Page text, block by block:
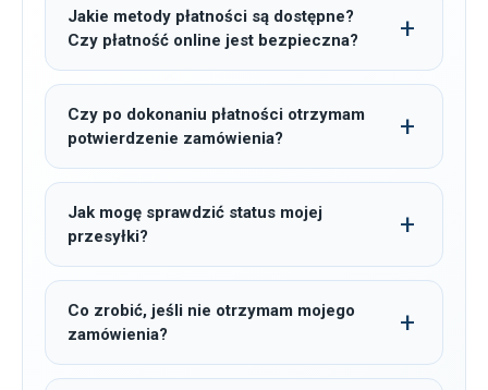
Jakie metody płatności są dostępne?
Czy płatność online jest bezpieczna?
Czy po dokonaniu płatności otrzymam
potwierdzenie zamówienia?
Jak mogę sprawdzić status mojej
przesyłki?
Co zrobić, jeśli nie otrzymam mojego
zamówienia?